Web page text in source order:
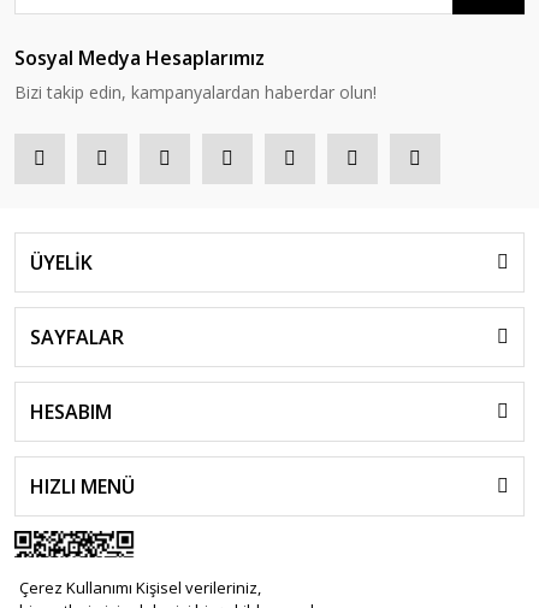
Çerez Kullanımı Kişisel verileriniz,
Sosyal Medya Hesaplarımız
Bizi takip edin, kampanyalardan haberdar olun!
ÜYELİK
SAYFALAR
HESABIM
HIZLI MENÜ